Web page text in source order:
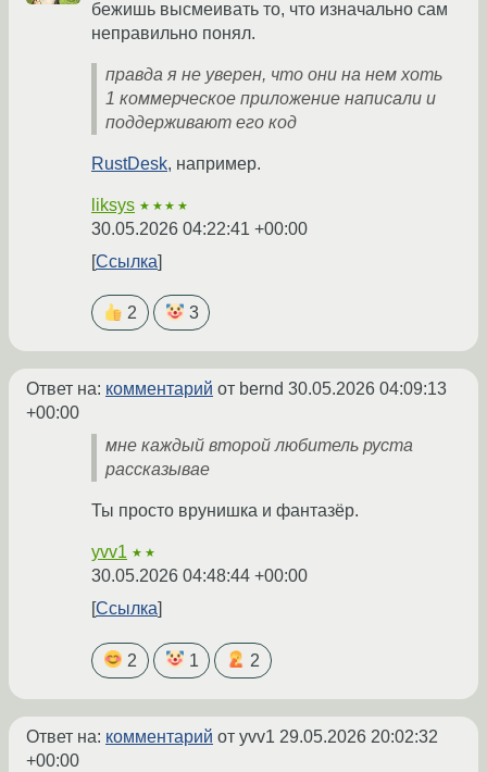
бежишь высмеивать то, что изначально сам
неправильно понял.
правда я не уверен, что они на нем хоть
1 коммерческое приложение написали и
поддерживают его код
RustDesk, например.
liksys ★★★★
30.05.2026 04:22:41 +00:00
Ссылка
2 3
Ответ на: комментарий от bernd 30.05.2026 04:09:13
+00:00
мне каждый второй любитель руста
рассказывае
Ты просто врунишка и фантазёр.
yvv1 ★★
30.05.2026 04:48:44 +00:00
Ссылка
2 1 2
Ответ на: комментарий от yvv1 29.05.2026 20:02:32
+00:00